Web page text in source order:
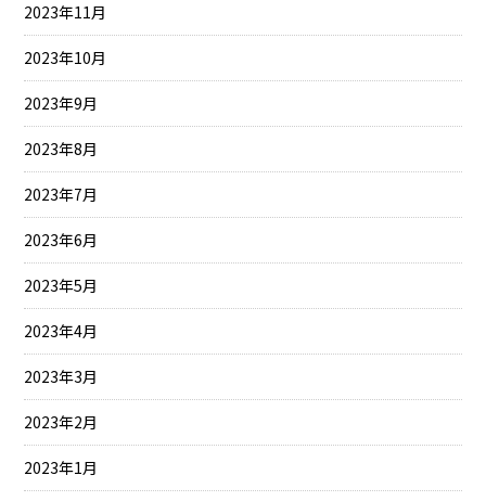
2023年11月
2023年10月
2023年9月
2023年8月
2023年7月
2023年6月
2023年5月
2023年4月
2023年3月
2023年2月
2023年1月